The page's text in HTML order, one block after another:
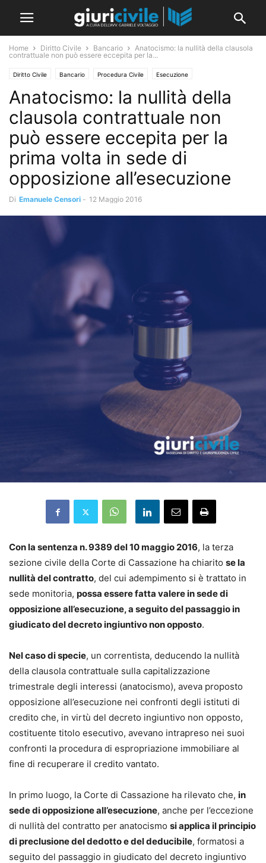
Home Diritto Civile Bancario
Anatocismo: la nullità della clausola
contrattuale non può essere eccepita per la...
Diritto Civile Bancario Procedura Civile Esecuzione
Anatocismo: la nullità della
clausola contrattuale non
può essere eccepita per la
prima volta in sede di
opposizione all’esecuzione
Di Emanuele Censori - 12 Maggio 2016
Con la sentenza n. 9389 del 10 maggio 2016, la terza
sezione civile della Corte di Cassazione ha chiarito se la
nullità del contratto, del cui adempimento si è trattato in
sede monitoria, possa essere fatta valere in sede di
opposizione all’esecuzione, a seguito del passaggio in
giudicato del decreto ingiuntivo non opposto.
Nel caso di specie, un correntista, deducendo la nullità
della clausola contrattuale sulla capitalizzazione
trimestrale degli interessi (anatocismo), aveva proposto
opposizione all’esecuzione nei confronti degli istituti di
credito che, in virtù del decreto ingiuntivo non opposto,
costituente titolo esecutivo, avevano intrapreso nei suoi
confronti la procedura di espropriazione immobiliare al
fine di recuperare il credito vantato.
In primo luogo, la Corte di Cassazione ha rilevato che, in
sede di opposizione all’esecuzione, anche per l’eccezione
di nullità del contratto per anatocismo si applica il principio
di preclusione del dedotto e del deducibile, formatosi a
seguito del passaggio in giudicato del decreto ingiuntivo